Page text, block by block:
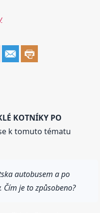
KOTNÍKY PO
k tomuto tématu
autobusem a po
Čím je to způsobeno?